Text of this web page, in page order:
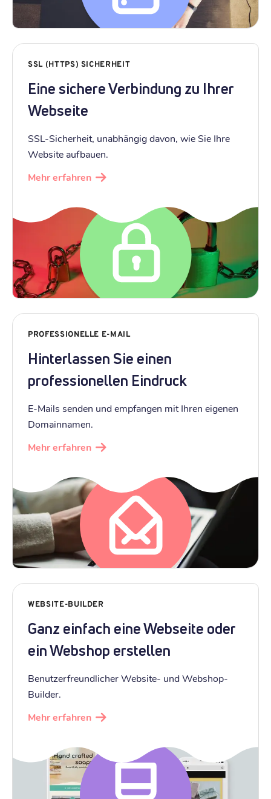
SSL (HTTPS) SICHERHEIT
Eine sichere Verbindung zu Ihrer
Webseite
SSL-Sicherheit, unabhängig davon, wie Sie Ihre
Website aufbauen.
Mehr erfahren
PROFESSIONELLE E-MAIL
Hinterlassen Sie einen
professionellen Eindruck
E-Mails senden und empfangen mit Ihren eigenen
Domainnamen.
Mehr erfahren
WEBSITE-BUILDER
Ganz einfach eine Webseite oder
ein Webshop erstellen
Benutzerfreundlicher Website- und Webshop-
Builder.
Mehr erfahren